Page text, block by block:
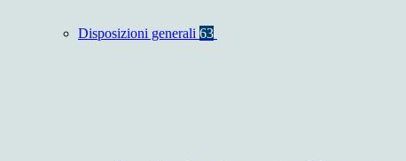
Disposizioni generali 63